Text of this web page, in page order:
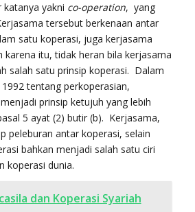
katanya yakni co-operation, yang
tersebut berkenaan antar
satu koperasi, juga kerjasama
itu, tidak heran bila kerjasama
salah satu prinsip koperasi. Dalam
tentang perkoperasian,
prinsip ketujuh yang lebih
5 ayat (2) butir (b). Kerjasama,
peleburan antar koperasi, selain
bahkan menjadi salah satu ciri
koperasi dunia.
dan Koperasi Syariah